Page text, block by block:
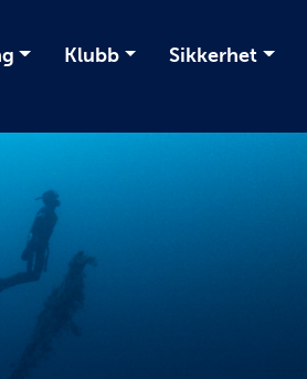
Klubb Sikkerhet